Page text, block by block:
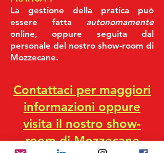
La gestione della pratica può
essere fatta autonomamente
online, oppure seguita dal
personale del nostro show-room di
Mozzecane.
Contattaci per maggiori
informazioni oppure
visita il nostro show-
room di Mozzecane